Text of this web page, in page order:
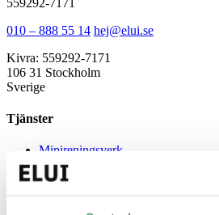
010 – 888 55 14 hej@elui.se
Kivra: 559292-7171
106 31 Stockholm
Sverige
Tjänster
Minireningsverk
Markbaserad rening
Källsorterat avlopp
Gemensamt avlopp